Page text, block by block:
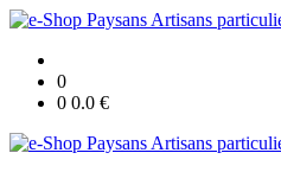
0
0 0.0 €